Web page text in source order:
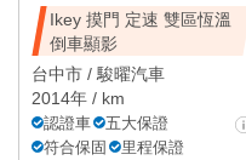
Ikey 摸門 定速 雙區恆溫
倒車顯影
台中市 / 駿曜汽車
2014年 / km
認證車
五大保證
符合保固
里程保證